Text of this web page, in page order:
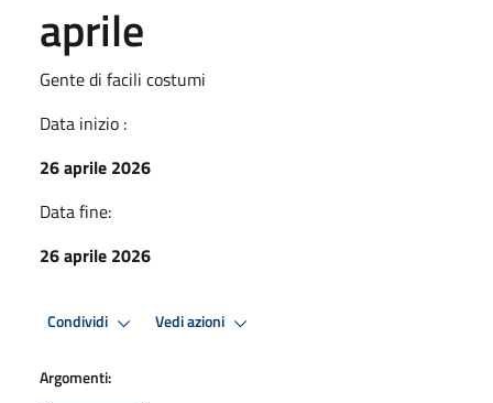
aprile
Gente di facili costumi
Data inizio :
26 aprile 2026
Data fine:
26 aprile 2026
Condividi Vedi azioni
Argomenti: